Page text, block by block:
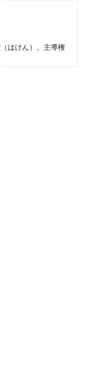
はけん）、主導権